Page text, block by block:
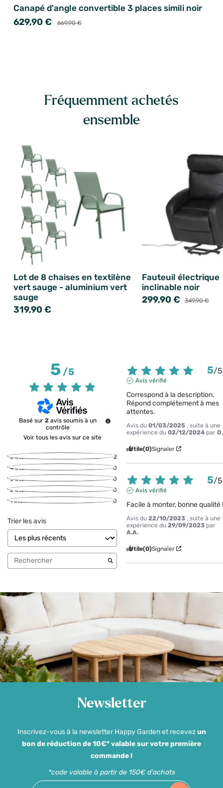
Canapé d'angle convertible 3 places simili noir
629,90 € 669,90 €
Fréquemment achetés
ensemble
Lot de 8 chaises en textilène
vert sauge - aluminium vert
sauge
319,90 €
Fauteuil électrique
inclinable noir
299,90 € 349,90 €
5/5
Basé sur 2 avis soumis à un
contrôle
Voir tous les avis sur ce site
5étoiles
2
4étoiles
0
3étoiles
0
2étoiles
0
1étoile 0
Trier les avis
5/5
Avis vérifié
Correspond à la description.
Répond complétement à mes
attentes.
Avis du01/03/2025 , suite à une
expérience du02/12/2024 par
Utile(0)Signaler
5/5
Avis vérifié
Facile à monter, bonne qualité
Avis du22/10/2023 , suite à une
expérience du29/09/2023 par
A.A.
Utile(0)Signaler
Newsletter
Inscrivez-vous à la newsletter Happy Garden et recevezun
bon de réduction de 10€* valable sur votre première
commande !
*code valable à partir de 150€ d'achats